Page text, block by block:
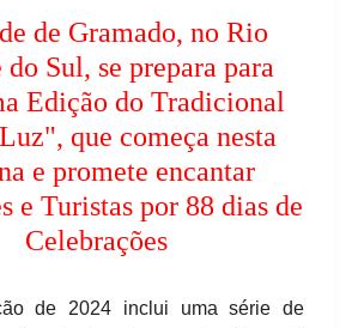
de Gramado, no Rio
do Sul, se prepara para
Edição do Tradicional
que começa nesta
e promete encantar
e Turistas por 88 dias de
Celebrações
de 2024 inclui uma série de